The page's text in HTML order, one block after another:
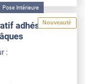
Nouveauté
Pose Intérieure
adhésif motif
: